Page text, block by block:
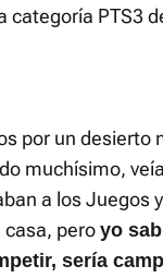
categoría PTS3
por un desierto
muchísimo,
a los Juegos
pero yo
sería